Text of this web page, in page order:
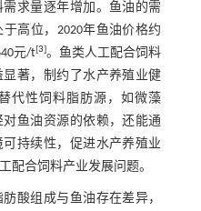
求量逐年增加。鱼油的需
高位，2020年鱼油价格约
元/t[3]。鱼类人工配合饲料
著，制约了水产养殖业健
代性饲料脂肪源，如微藻
鱼油资源的依赖，还能通
持续性，促进水产养殖业
配合饲料产业发展问题。
酸组成与鱼油存在差异，